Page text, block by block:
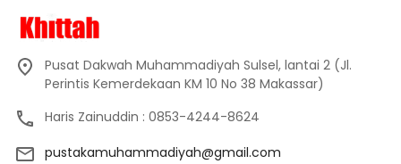
Pusat Dakwah Muhammadiyah Sulsel, lantai 2 (Jl.
Perintis Kemerdekaan KM 10 No 38 Makassar)
Haris Zainuddin : 0853-4244-8624
pustakamuhammadiyah@gmail.com